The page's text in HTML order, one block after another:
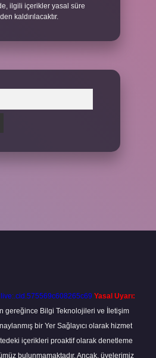
ilgili içerikler yasal süre
kaldırılacaktır.
Yasal Uyarı:
gereğince Bilgi Teknolojileri ve İletişim
bir Yer Sağlayıcı olarak hizmet
içerikleri proaktif olarak denetleme
bulunmamaktadır. Ancak, üyelerimiz